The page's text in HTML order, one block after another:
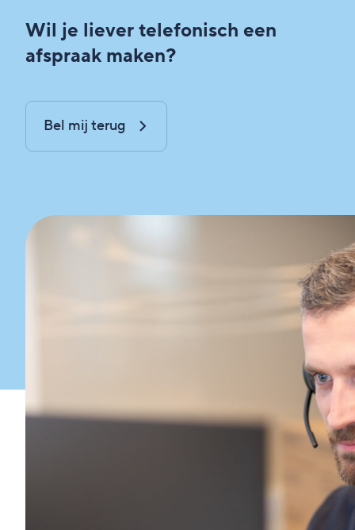
Wil je liever telefonisch een
afspraak maken?
Bel mij terug